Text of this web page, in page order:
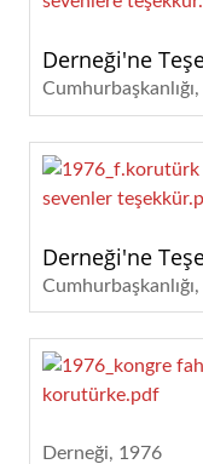
Derneği'ne
Cumhurbaşkanlığı
Derneği'ne
Cumhurbaşkanlığı
Derneği 1976